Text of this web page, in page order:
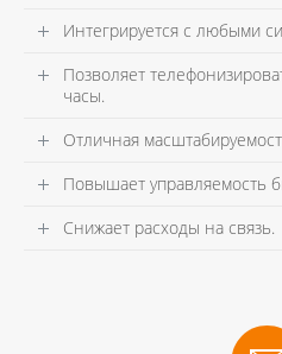
Интегрируется с любыми
Позволяет
часы.
Отличная
Повышает управляемость
Снижает расходы на связь.